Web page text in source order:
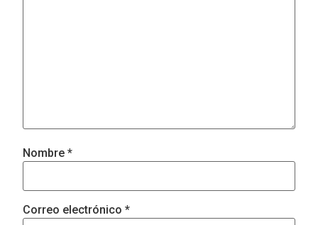
Nombre *
Correo electrónico *